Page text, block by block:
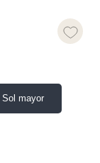
Sol mayor